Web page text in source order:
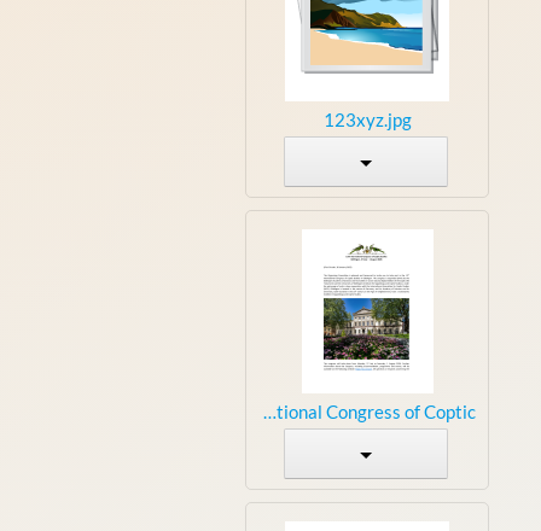
123xyz.jpg
13th International Congress of Coptic...